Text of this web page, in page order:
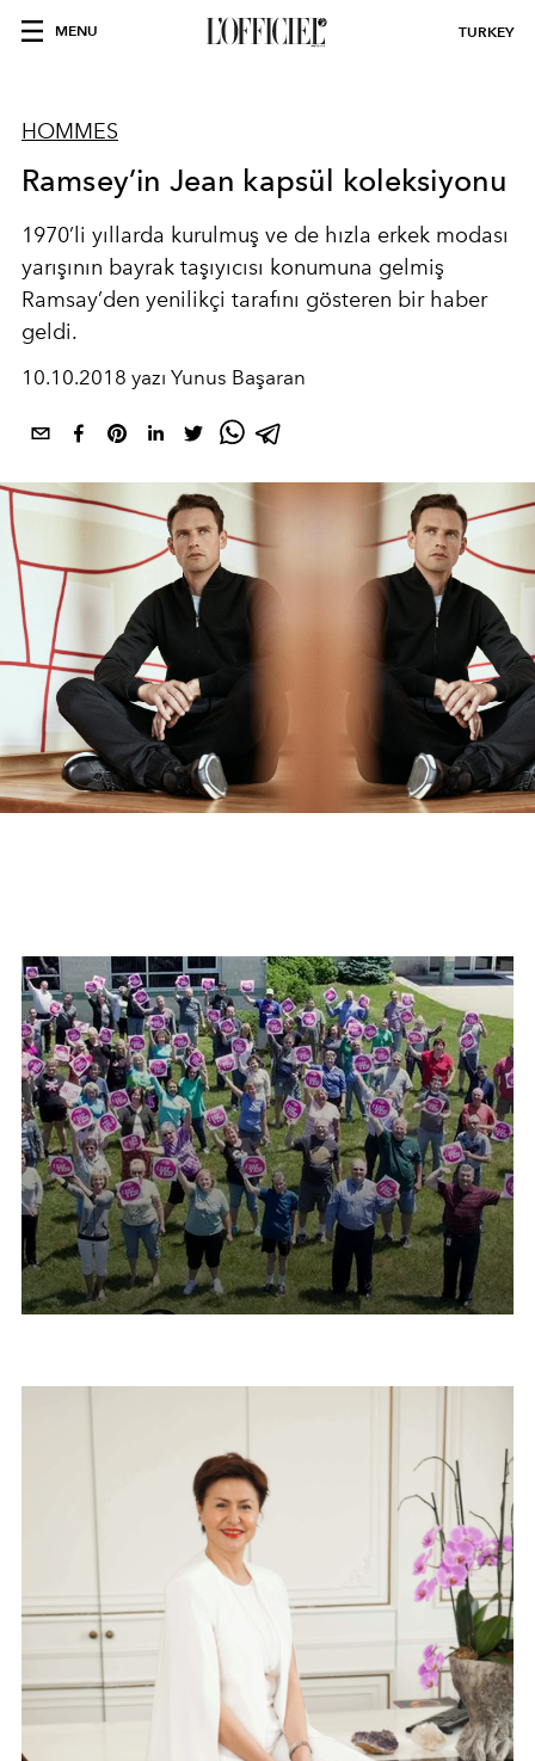
MENU TURKEY
HOMMES
Ramsey’in Jean kapsül koleksiyonu
1970’li yıllarda kurulmuş ve de hızla erkek modası
yarışının bayrak taşıyıcısı konumuna gelmiş
Ramsay’den yenilikçi tarafını gösteren bir haber
geldi.
10.10.2018 yazı Yunus Başaran